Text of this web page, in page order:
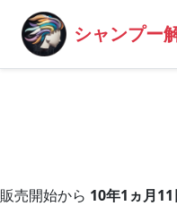
シャンプー
販売開始から 10年1ヵ月11